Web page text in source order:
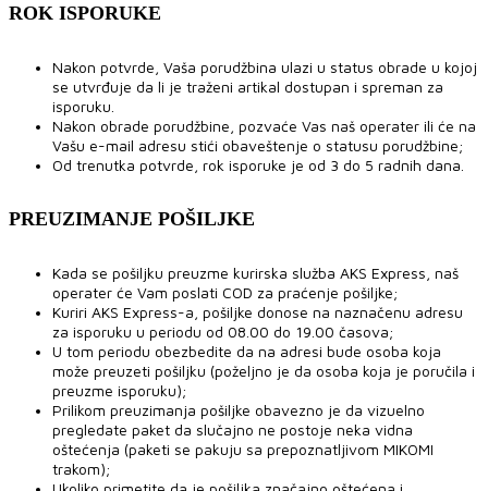
ROK ISPORUKE
Nakon potvrde, Vaša porudžbina ulazi u status obrade u kojoj
se utvrđuje da li je traženi artikal dostupan i spreman za
isporuku.
Nakon obrade porudžbine, pozvaće Vas naš operater ili će na
Vašu e-mail adresu stići obaveštenje o statusu porudžbine;
Od trenutka potvrde, rok isporuke je od 3 do 5 radnih dana.
PREUZIMANJE POŠILJKE
Kada se pošiljku preuzme kurirska služba AKS Express, naš
operater će Vam poslati COD za praćenje pošiljke;
Kuriri AKS Express-a, pošiljke donose na naznačenu adresu
za isporuku u periodu od 08.00 do 19.00 časova;
U tom periodu obezbedite da na adresi bude osoba koja
može preuzeti pošiljku (poželjno je da osoba koja je poručila i
preuzme isporuku);
Prilikom preuzimanja pošiljke obavezno je da vizuelno
pregledate paket da slučajno ne postoje neka vidna
oštećenja (paketi se pakuju sa prepoznatljivom MIKOMI
trakom);